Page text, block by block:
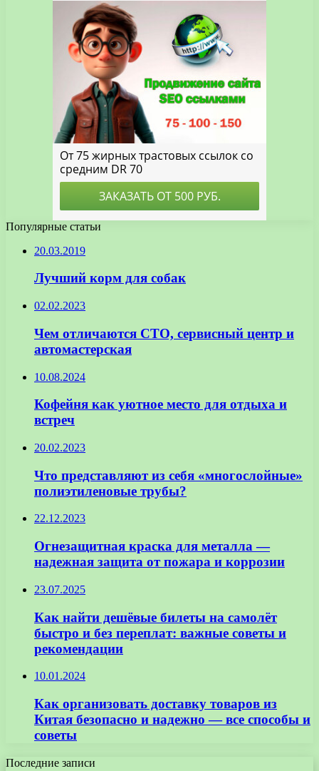
Популярные статьи
20.03.2019
Лучший корм для собак
02.02.2023
Чем отличаются СТО, сервисный центр и
автомастерская
10.08.2024
Кофейня как уютное место для отдыха и
встреч
20.02.2023
Что представляют из себя «многослойные»
полиэтиленовые трубы?
22.12.2023
Огнезащитная краска для металла —
надежная защита от пожара и коррозии
23.07.2025
Как найти дешёвые билеты на самолёт
быстро и без переплат: важные советы и
рекомендации
10.01.2024
Как организовать доставку товаров из
Китая безопасно и надежно — все способы и
советы
Последние записи